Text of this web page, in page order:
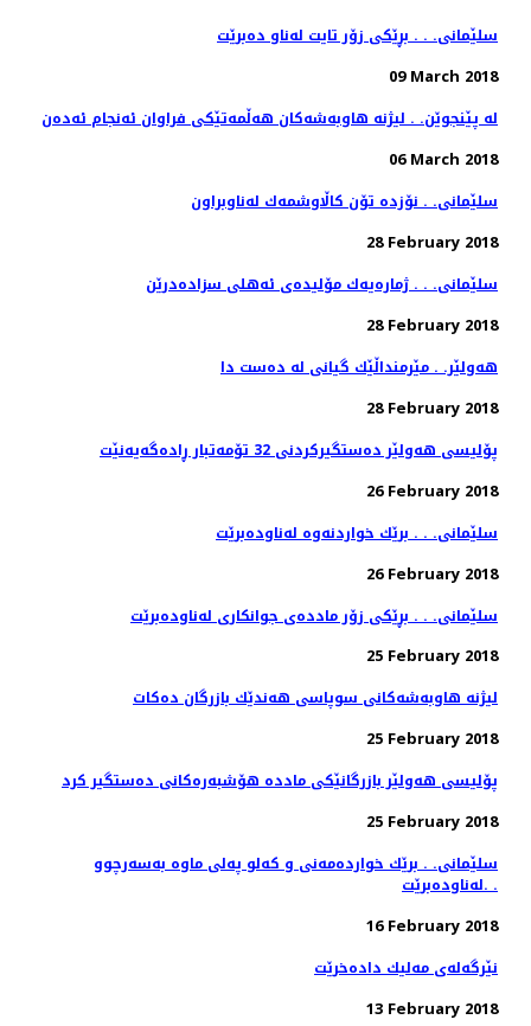
سلێمانی. . . بڕێكی زۆر تایت له‌ناو ده‌برێت
09 March 2018
له‌ پێنجوێن. . لیژنه‌ هاوبه‌شه‌كان هه‌ڵمه‌تێكی فراوان ئه‌نجام ئه‌ده‌ن
06 March 2018
سلێمانی. . نۆزده‌ تۆن كاڵاوشمه‌ك له‌ناوبراون
28 February 2018
سلێمانی. . . ژماره‌یه‌ك مۆلیده‌ی ئه‌هلی سزاده‌درێن
28 February 2018
هەولێر. . مێرمنداڵێك گیانی لە دەست دا
28 February 2018
پۆلیسی هەولێر دەستگیركردنی 32 تۆمەتبار ڕادەگەیەنێت
26 February 2018
سلێمانی. . . برێك خواردنه‌وه‌ له‌ناوده‌برێت
26 February 2018
سلێمانی. . . بڕێكی زۆر مادده‌ی جوانكاری له‌ناوده‌برێت
25 February 2018
لیژنه‌ هاوبه‌شه‌كانی سوپاسی هه‌ندێك بازرگان ده‌كات
25 February 2018
پۆلیسی هەولێر بازرگانێكی ماددە هۆشبەرەكانی دەستگیر كرد
25 February 2018
سلێمانی. . برێك خوارده‌مه‌نی و كه‌لو په‌لی ماوه‌ به‌سه‌رچوو
له‌ناوده‌برێت. .
16 February 2018
نێرگه‌له‌ی مه‌لیك داده‌خرێت
13 February 2018